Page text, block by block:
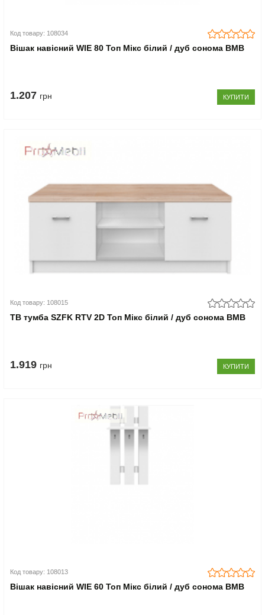
Код товару: 108034
Вішак навісний WIE 80 Топ Мікс білий / дуб сонома ВМВ
1.207 грн КУПИТИ
Код товару: 108015
ТВ тумба SZFK RTV 2D Топ Мікс білий / дуб сонома ВМВ
1.919 грн КУПИТИ
Код товару: 108013
Вішак навісний WIE 60 Топ Мікс білий / дуб сонома ВМВ